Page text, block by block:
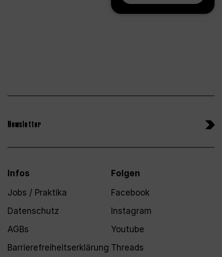
Newsletter
Infos
Jobs / Praktika
Datenschutz
AGBs
Barrierefreiheitserklärung
Folgen
Facebook
Instagram
Youtube
Threads